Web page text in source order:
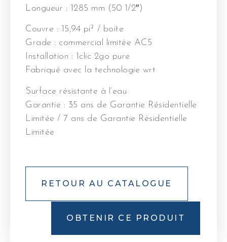
Longueur : 1285 mm (50 1/2″)
Couvre : 15,94 pi² / boite
Grade : commercial limitée AC5
Installation : 1clic 2go pure
Fabriqué avec la technologie wrt
Surface résistante à l’eau
Garantie : 35 ans de Garantie Résidentielle
Limitée / 7 ans de Garantie Résidentielle
Limitée
RETOUR AU CATALOGUE
OBTENIR CE PRODUIT